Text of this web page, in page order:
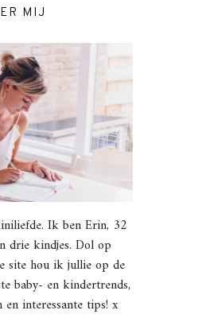
MIJ
Ik ben Erin, 32
drie kindjes. Dol op
site hou ik jullie op de
baby- en kindertrends,
en interessante tips! x